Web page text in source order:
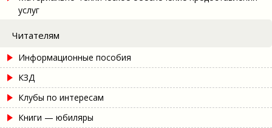
услуг
Читателям
Информационные пособия
КЗД
Клубы по интересам
Книги — юбиляры